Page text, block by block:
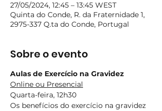
27/05/2024, 12:45 – 13:45 WEST
Quinta do Conde, R. da Fraternidade 1,
2975-337 Q.ta do Conde, Portugal
Sobre o evento
Aulas de Exercício na Gravidez
Online ou Presencial
Quarta-feira, 12h30
Os benefícios do exercício na gravidez